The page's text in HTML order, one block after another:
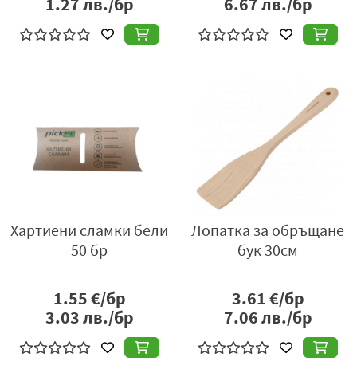
1.27лв./бр
6.67лв./бр
Хартиени сламки бели
50 бр
1.55€/бр
3.03лв./бр
Лопатка за обръщане
бук 30см
3.61€/бр
7.06лв./бр